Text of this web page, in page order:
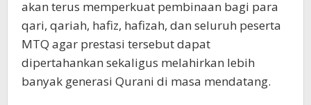
akan terus memperkuat pembinaan bagi para
qari, qariah, hafiz, hafizah, dan seluruh peserta
MTQ agar prestasi tersebut dapat
dipertahankan sekaligus melahirkan lebih
banyak generasi Qurani di masa mendatang.